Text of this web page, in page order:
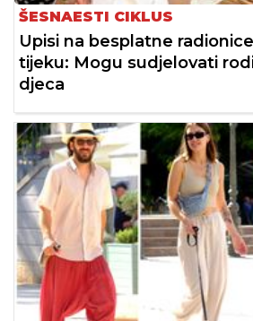
ŠESNAESTI CIKLUS
Upisi na besplatne
tijeku: Mogu sudjelovati
djeca